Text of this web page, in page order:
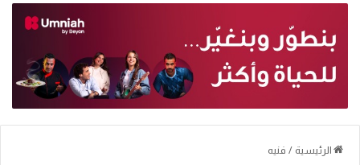
الرئيسية / فنيه